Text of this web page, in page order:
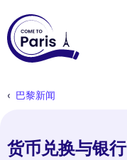
巴黎新闻
货币兑换与银行